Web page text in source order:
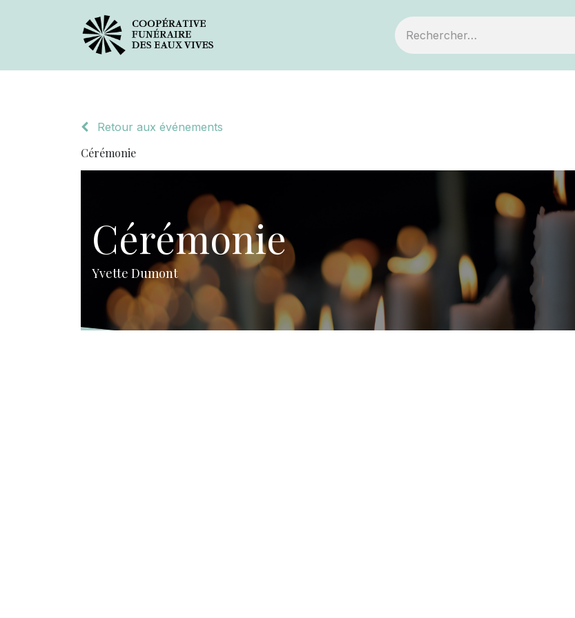
Retour aux événements
Cérémonie
Cérémonie
Yvette Dumont